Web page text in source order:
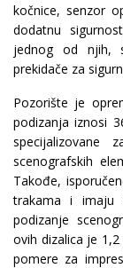
kočnice, senzor
dodatnu
jednog od njih,
prekidače za
Pozorište je
podizanja iznosi
specijalizovane
scenografskih
Takođe,
trakama i imaju
podizanje
ovih dizalica je
pomere za